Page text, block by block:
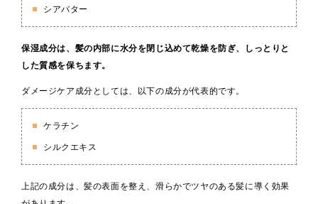
シアバター
保湿成分は、髪の内部に水分を閉じ込めて乾燥を防ぎ、しっとりと
した質感を保ちます。
ダメージケア成分としては、以下の成分が代表的です。
ケラチン
シルクエキス
上記の成分は、髪の表面を整え、滑らかでツヤのある髪に導く効果